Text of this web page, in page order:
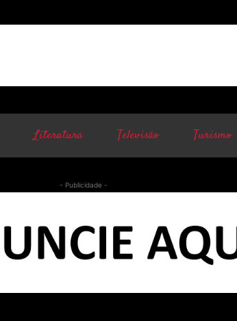
Literatura Televisão Turismo
- Publicidade -